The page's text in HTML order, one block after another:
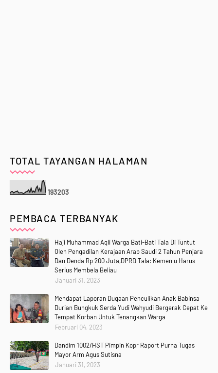
TOTAL TAYANGAN HALAMAN
193203
PEMBACA TERBANYAK
Haji Muhammad Aqli Warga Bati-Bati Tala Di Tuntut
Oleh Pengadilan Kerajaan Arab Saudi 2 Tahun Penjara
Dan Denda Rp 200 Juta,DPRD Tala: Kemenlu Harus
Serius Membela Beliau
Januari 31, 2023
Mendapat Laporan Dugaan Penculikan Anak Babinsa
Durian Bungkuk Serda Yudi Wahyudi Bergerak Cepat Ke
Tempat Korban Untuk Tenangkan Warga
Februari 04, 2023
Dandim 1002/HST Pimpin Kopr Raport Purna Tugas
Mayor Arm Agus Sutisna
Januari 31, 2023